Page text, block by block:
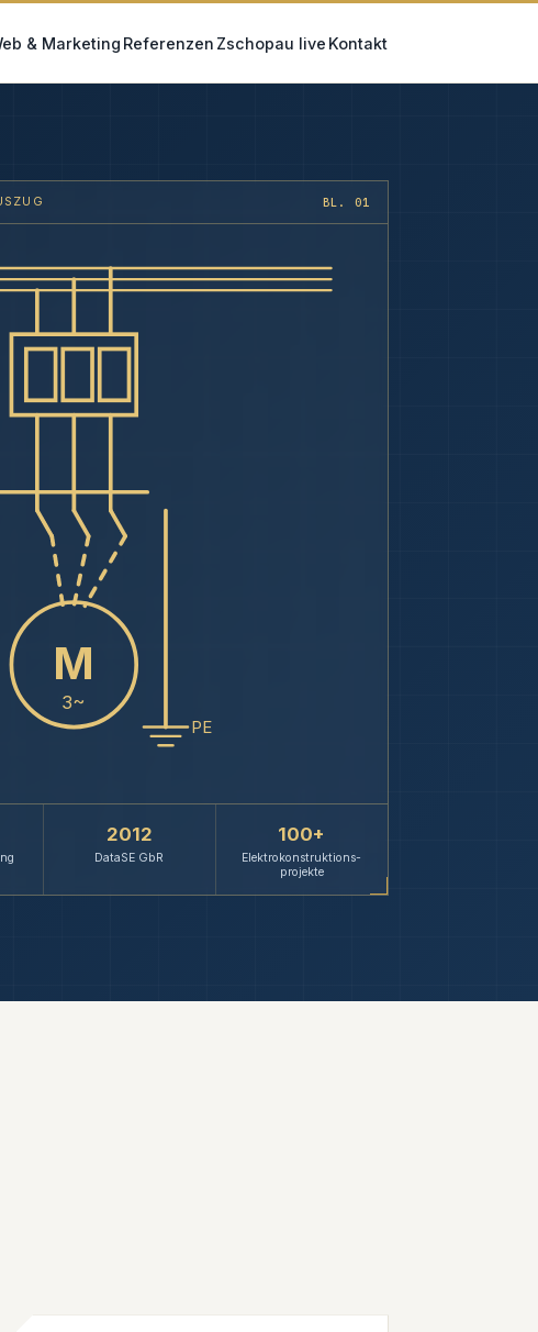
& Marketing Referenzen Zschopau live Kontakt
BL. 01
M
3~
PE
2012
DataSE GbR
100+
Elektrokonstruktions­
projekte